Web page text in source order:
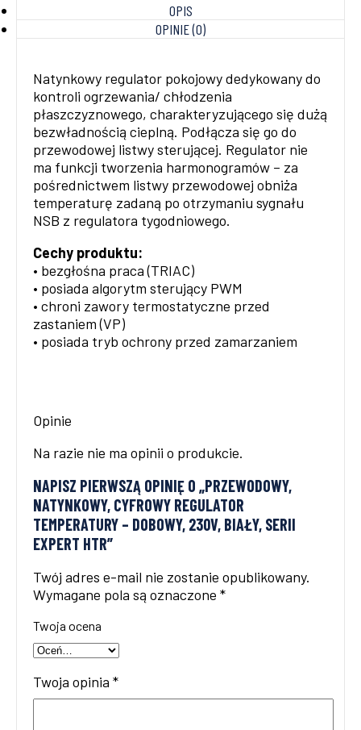
OPIS
OPINIE (0)
Natynkowy regulator pokojowy dedykowany do
kontroli ogrzewania/ chłodzenia
płaszczyznowego, charakteryzującego się dużą
bezwładnością cieplną. Podłącza się go do
przewodowej listwy sterującej. Regulator nie
ma funkcji tworzenia harmonogramów – za
pośrednictwem listwy przewodowej obniża
temperaturę zadaną po otrzymaniu sygnału
NSB z regulatora tygodniowego.
Cechy produktu:
• bezgłośna praca (TRIAC)
• posiada algorytm sterujący PWM
• chroni zawory termostatyczne przed
zastaniem (VP)
• posiada tryb ochrony przed zamarzaniem
Opinie
Na razie nie ma opinii o produkcie.
NAPISZ PIERWSZĄ OPINIĘ O „PRZEWODOWY,
NATYNKOWY, CYFROWY REGULATOR
TEMPERATURY – DOBOWY, 230V, BIAŁY, SERII
EXPERT HTR”
Twój adres e-mail nie zostanie opublikowany.
Wymagane pola są oznaczone *
Twoja ocena
Twoja opinia *